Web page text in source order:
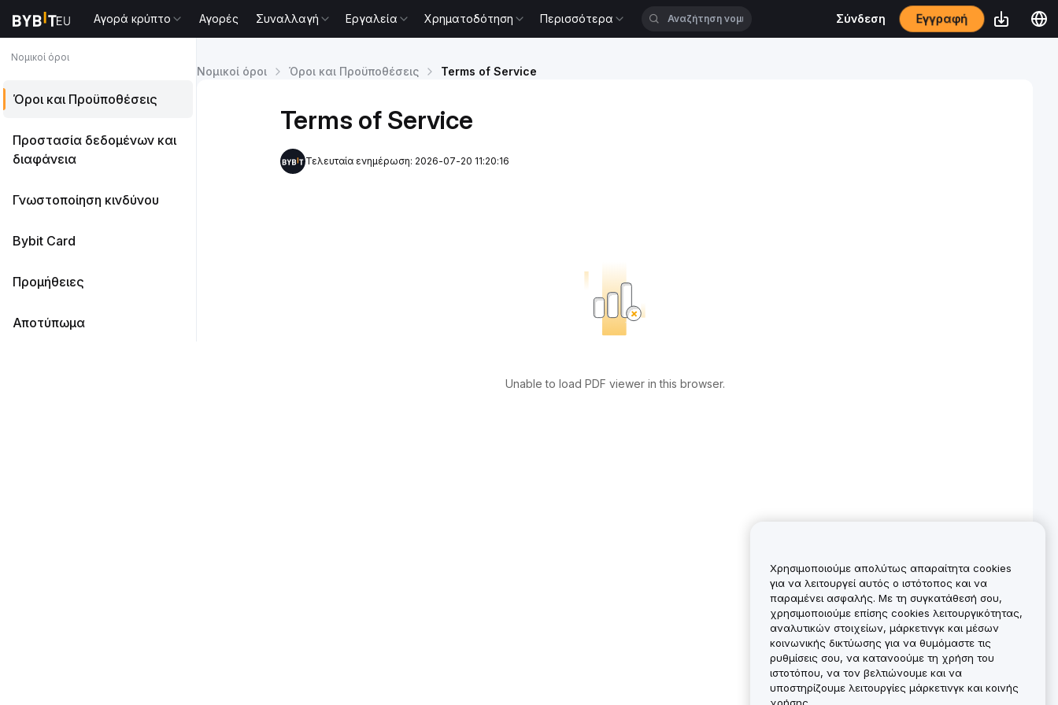
Αγορά κρύπτο Αγορές Συναλλαγή Εργαλεία Χρηματοδότηση Περισσότερα Σύνδεση Εγγραφή
Νομικοί όροι
Όροι και Προϋποθέσεις
Προστασία δεδομένων και
διαφάνεια
Γνωστοποίηση κινδύνου
Bybit Card
Προμήθειες
Αποτύπωμα
Νομικοί όροι Όροι και Προϋποθέσεις Terms of Service
Terms of Service
Τελευταία ενημέρωση: 2026-07-20 11:20:16
Unable to load PDF viewer in this browser.
Χρησιμοποιούμε απολύτως απαραίτητα cookies
για να λειτουργεί αυτός ο ιστότοπος και να
παραμένει ασφαλής. Με τη συγκατάθεσή σου,
χρησιμοποιούμε επίσης cookies λειτουργικότητας,
αναλυτικών στοιχείων, μάρκετινγκ και μέσων
κοινωνικής δικτύωσης για να θυμόμαστε τις
ρυθμίσεις σου, να κατανοούμε τη χρήση του
ιστοτόπου, να τον βελτιώνουμε και να
υποστηρίζουμε λειτουργίες μάρκετινγκ και κοινής